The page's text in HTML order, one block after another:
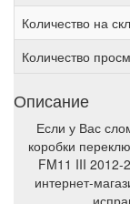
Количество на
Количество
Описание
Если у Вас
коробки
FM11 III 2012-
интернет-